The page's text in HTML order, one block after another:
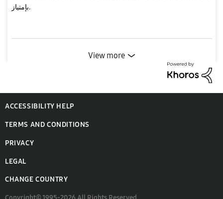
بإمتياز.
View more
ACCESSIBILITY HELP
TERMS AND CONDITIONS
PRIVACY
LEGAL
CHANGE COUNTRY